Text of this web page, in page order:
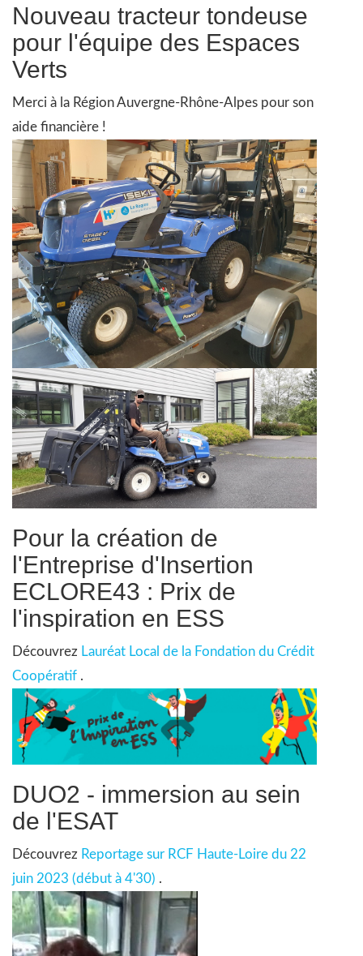
Nouveau tracteur tondeuse
pour l'équipe des Espaces
Verts
Merci à la Région Auvergne-Rhône-Alpes pour son
aide financière !
Pour la création de
l'Entreprise d'Insertion
ECLORE43 : Prix de
l'inspiration en ESS
Découvrez Lauréat Local de la Fondation du Crédit
Coopératif .
DUO2 - immersion au sein
de l'ESAT
Découvrez Reportage sur RCF Haute-Loire du 22
juin 2023 (début à 4'30) .